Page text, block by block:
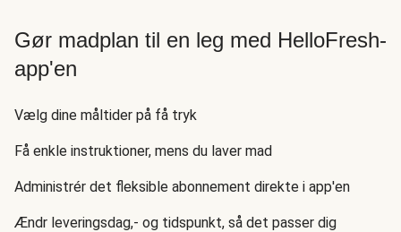
Gør madplan til en leg med HelloFresh-
app'en
Vælg dine måltider på få tryk
Få enkle instruktioner, mens du laver mad
Administrér det fleksible abonnement direkte i app'en
Ændr leveringsdag,- og tidspunkt, så det passer dig